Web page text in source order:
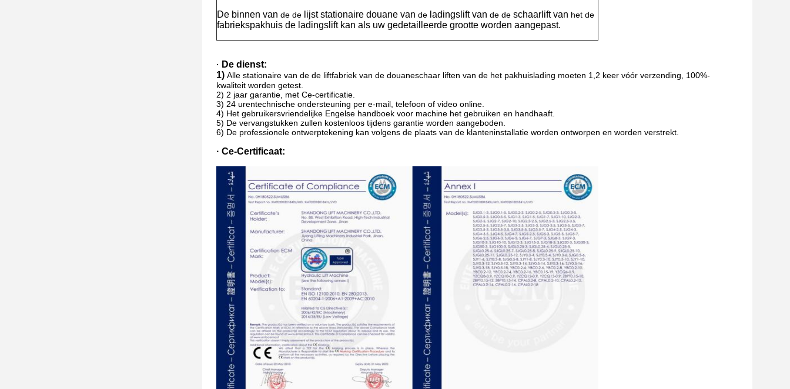
De binnen van de de lijst stationaire douane van de ladingslift van de de schaarlift van het de
fabriekspakhuis de ladingslift kan als uw gedetailleerde grootte worden aangepast.
· De dienst:
1) Alle stationaire van de de liftfabriek van de douaneschaar liften van de het pakhuislading moeten 1,2 keer vóór verzending, 100%-
kwaliteit worden getest.
2) 2 jaar garantie, met Ce-certificatie.
3) 24 urentechnische ondersteuning per e-mail, telefoon of video online.
4) Het gebruikersvriendelijke Engelse handboek voor machine het gebruiken en handhaaft.
5) De vervangstukken zullen kostenloos tijdens garantie worden aangeboden.
6) De professionele ontwerptekening kan volgens de plaats van de klanteninstallatie worden ontworpen en worden verstrekt.
· Ce-Certificaat: